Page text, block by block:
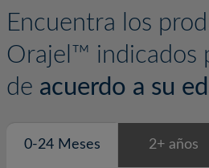
con flúor con los personajes favoritos de los
Permite que sean nuestros personajes los
cepillarse los dientes
Encuentra los
Orajel™ indicados
de acuerdo a su
0-24 Meses 2+ años